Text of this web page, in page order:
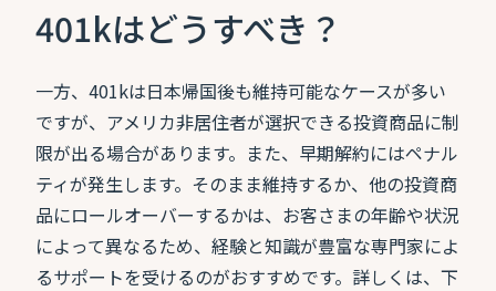
401kはどうすべき？
一方、401kは日本帰国後も維持可能なケースが多い
ですが、アメリカ非居住者が選択できる投資商品に制
限が出る場合があります。また、早期解約にはペナル
ティが発生します。そのまま維持するか、他の投資商
品にロールオーバーするかは、お客さまの年齢や状況
によって異なるため、経験と知識が豊富な専門家によ
るサポートを受けるのがおすすめです。詳しくは、下